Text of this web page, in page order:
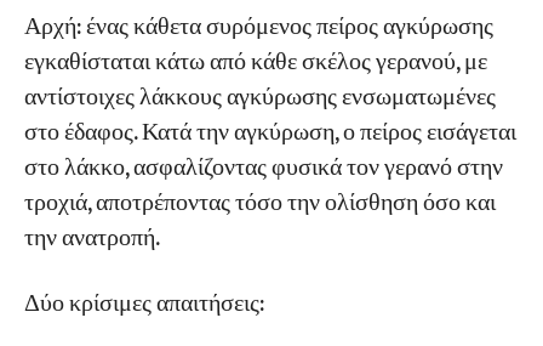
Αρχή: ένας κάθετα συρόμενος πείρος αγκύρωσης
εγκαθίσταται κάτω από κάθε σκέλος γερανού, με
αντίστοιχες λάκκους αγκύρωσης ενσωματωμένες
στο έδαφος. Κατά την αγκύρωση, ο πείρος εισάγεται
στο λάκκο, ασφαλίζοντας φυσικά τον γερανό στην
τροχιά, αποτρέποντας τόσο την ολίσθηση όσο και
την ανατροπή.
Δύο κρίσιμες απαιτήσεις: